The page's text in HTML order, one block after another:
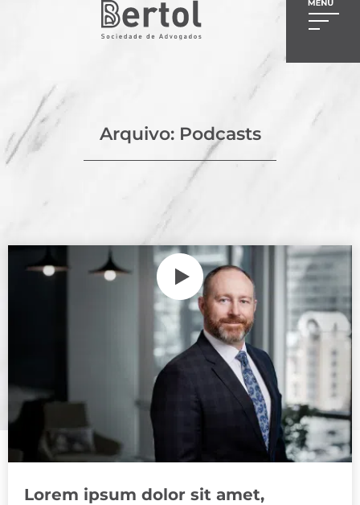
Arquivo: Podcasts
Lorem ipsum dolor sit amet,